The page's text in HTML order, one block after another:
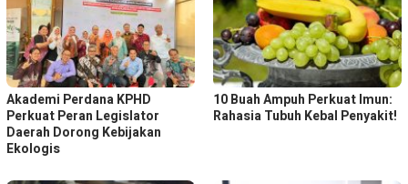
Akademi Perdana KPHD
Perkuat Peran Legislator
Daerah Dorong Kebijakan
Ekologis
10 Buah Ampuh Perkuat Imun:
Rahasia Tubuh Kebal Penyakit!